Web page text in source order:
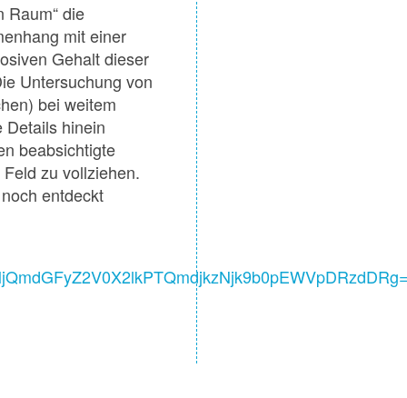
Raum“ die
mit einer
Gehalt dieser
Untersuchung von
bei weitem
Details hinein
beabsichtigte
zu vollziehen.
entdeckt